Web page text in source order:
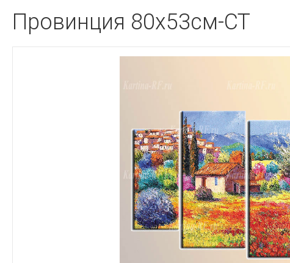
Провинция 80x53см-CT